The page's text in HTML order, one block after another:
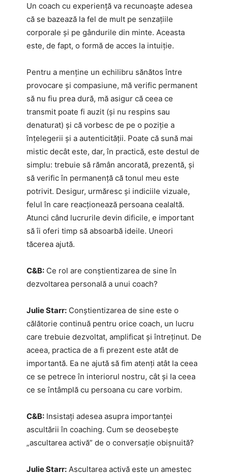
Un coach cu experiență va recunoaște adesea
că se bazează la fel de mult pe senzațiile
corporale și pe gândurile din minte. Aceasta
este, de fapt, o formă de acces la intuiție.
Pentru a menține un echilibru sănătos între
provocare și compasiune, mă verific permanent
să nu fiu prea dură, mă asigur că ceea ce
transmit poate fi auzit (și nu respins sau
denaturat) și că vorbesc de pe o poziție a
înțelegerii și a autenticității. Poate că sună mai
mistic decât este, dar, în practică, este destul de
simplu: trebuie să rămân ancorată, prezentă, și
să verific în permanență că tonul meu este
potrivit. Desigur, urmăresc și indiciile vizuale,
felul în care reacționează persoana cealaltă.
Atunci când lucrurile devin dificile, e important
să îi oferi timp să absoarbă ideile. Uneori
tăcerea ajută.
C&B: Ce rol are conștientizarea de sine în
dezvoltarea personală a unui coach?
Julie Starr: Conștientizarea de sine este o
călătorie continuă pentru orice coach, un lucru
care trebuie dezvoltat, amplificat și întreținut. De
aceea, practica de a fi prezent este atât de
importantă. Ea ne ajută să fim atenți atât la ceea
ce se petrece în interiorul nostru, cât și la ceea
ce se întâmplă cu persoana cu care vorbim.
C&B: Insistați adesea asupra importanței
ascultării în coaching. Cum se deosebește
„ascultarea activă” de o conversație obișnuită?
Julie Starr: Ascultarea activă este un amestec